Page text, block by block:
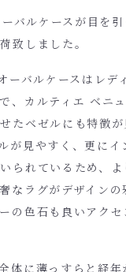
バルケースが目を
致しました。
バルケースはレデ
、カルティエ ベニ
たベゼルにも特徴が
が見やすく、更にイ
られているため、
なラグがデザインの
の色石も良いアク
体に薄っすらと経